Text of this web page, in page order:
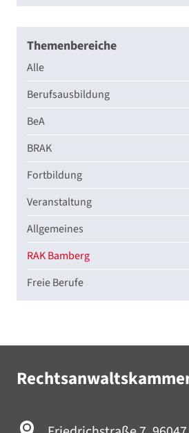
Themenbereiche
Alle
Berufsausbildung
BeA
BRAK
Fortbildung
Veranstaltung
Allgemeines
RAK Bamberg
Freie Berufe